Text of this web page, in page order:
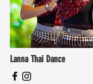
Lanna Thai Dance